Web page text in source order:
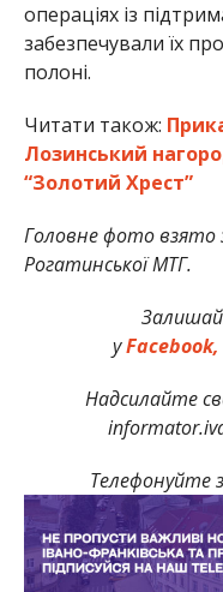
операціях із
забезпечували їх
полоні.
Читати також:
Лозинський
“Золотий Хрест”
Головне фото взято
Рогатинської МТГ.
уFacebook,
Надсилайте
Телефонуйте